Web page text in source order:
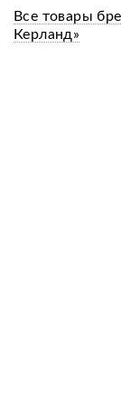
Все товары
Керланд»